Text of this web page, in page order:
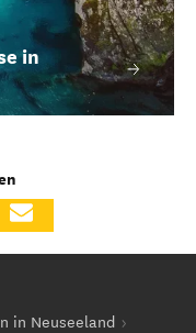
in
in Neuseeland